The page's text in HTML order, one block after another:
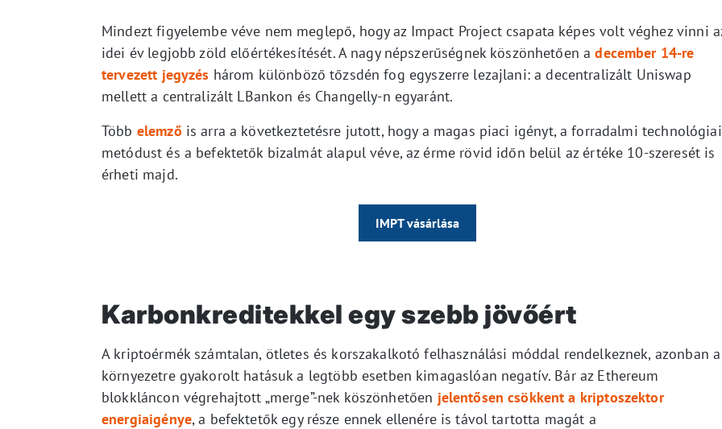
Mindezt figyelembe véve nem meglepő, hogy az Impact Project csapata képes volt véghez vinni
idei év legjobb zöld előértékesítését. A nagy népszerűségnek köszönhetően adecember 14-re
tervezett jegyzés három különböző tőzsdén fog egyszerre lezajlani: a decentralizált Uniswap
mellett a centralizált LBankon és Changelly-n egyaránt.
Több elemző is arra a következtetésre jutott, hogy a magas piaci igényt, a forradalmi technológiai
metódust és a befektetők bizalmát alapul véve, az érme rövid időn belül az értéke 10-szeresét is
érheti majd.
IMPT vásárlása
Karbonkreditekkel egy szebb jövőért
A kriptoérmék számtalan, ötletes és korszakalkotó felhasználási móddal rendelkeznek, azonban a
környezetre gyakorolt hatásuk a legtöbb esetben kimagaslóan negatív. Bár az Ethereum
blokkláncon végrehajtott „merge”-nek köszönhetően jelentősen csökkent a kriptoszektor
energiaigénye, a befektetők egy része ennek ellenére is távol tartotta magát a